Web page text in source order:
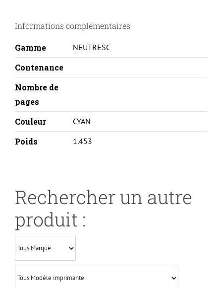
ENTERPRISE
M681
-
CF451A
Informations complémentaires
Gamme NEUTRESC
Contenance
Nombre de
pages
Couleur
CYAN
Poids 1.453
Rechercher un autre
produit :